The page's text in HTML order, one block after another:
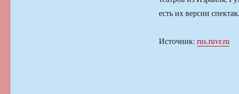
есть их версии
Источник: rus.ruvr.ru